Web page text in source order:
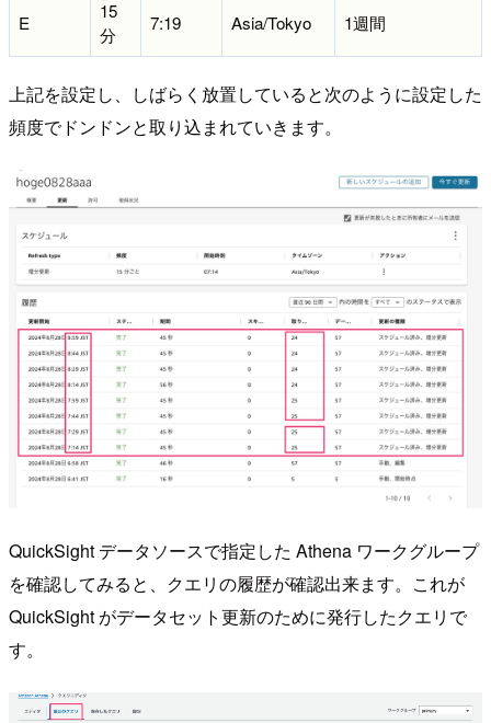
E
15
分
7:19 Asia/Tokyo 1週間
上記を設定し、しばらく放置していると次のように設定した
頻度でドンドンと取り込まれていきます。
QuickSight データソースで指定した Athena ワークグループ
を確認してみると、クエリの履歴が確認出来ます。これが
QuickSight がデータセット更新のために発行したクエリで
す。